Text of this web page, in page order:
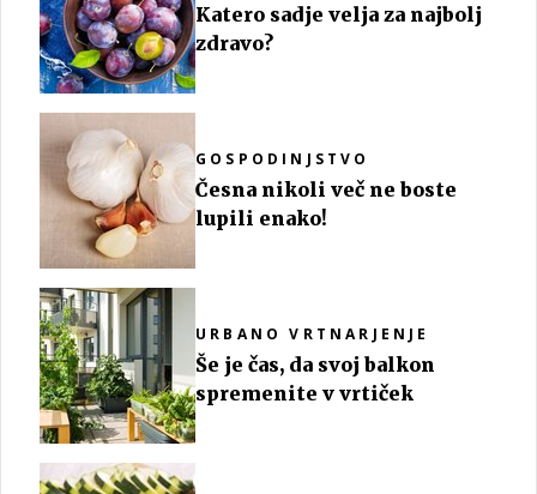
Katero sadje velja za najbolj
zdravo?
GOSPODINJSTVO
Česna nikoli več ne boste
lupili enako!
URBANO VRTNARJENJE
Še je čas, da svoj balkon
spremenite v vrtiček